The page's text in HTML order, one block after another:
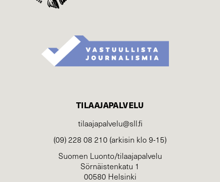
TILAAJAPALVELU
tilaajapalvelu@sll.fi
(09) 228 08 210 (arkisin klo 9-15)
Suomen Luonto/tilaajapalvelu
Sörnäistenkatu 1
00580 Helsinki